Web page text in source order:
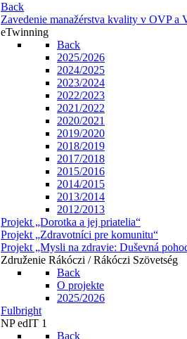
Back
Zavedenie manažérstva kvality v OVP a
eTwinning
Back
2025/2026
2024/2025
2023/2024
2022/2023
2021/2022
2020/2021
2019/2020
2018/2019
2017/2018
2015/2016
2014/2015
2013/2014
2012/2013
Projekt „Dorotka a jej priatelia“
Projekt „Zdravotníci pre komunitu“
Projekt „Mysli na zdravie: Duševná
Združenie Rákóczi / Rákóczi Szövetség
Back
O projekte
2025/2026
Fulbright
NP edIT 1
Back